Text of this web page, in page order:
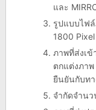
และ
รูปแบบไฟ
1800
ภาพที่ส่งเข้
ตกแต่งภา
ยืนยันกับทา
จำกัดจำน